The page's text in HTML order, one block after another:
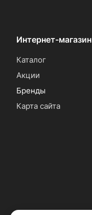
Интернет-магазин
Каталог
Акции
Бренды
Карта сайта